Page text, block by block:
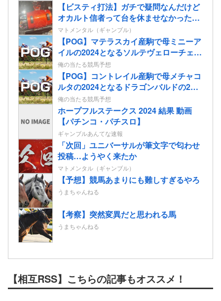
【ビスティ打法】ガチで疑問なんだけど
オカルト信者って台を休ませなかったら
爆連したっていう思考にはならないの？
マトメンタル（ギャンブル）
【POG】マテラスカイ産駒で母ミニーア
イルの2024となるソルテヴェローチェの
2歳情報
俺の当たる競馬予想
【POG】コントレイル産駒で母メチャコ
ルタの2024となるドラゴンバルドの2歳
情報
俺の当たる競馬予想
ホープフルステークス 2024 結果 動画
【パチンコ・パチスロ】
ギャンブルあんてな速報
「次回」ユニバーサルが筆文字で匂わせ
投稿…ようやく来たか
マトメンタル（ギャンブル）
【予想】競馬あまりにも難しすぎるやろ
うまちゃんねる
【考察】突然変異だと思われる馬
うまちゃんねる
【相互RSS】こちらの記事もオススメ！